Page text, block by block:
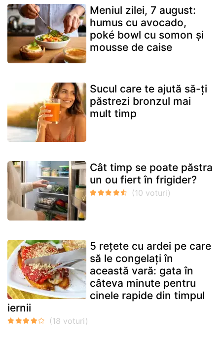
Meniul zilei, 7 august:
humus cu avocado,
poké bowl cu somon și
mousse de caise
Sucul care te ajută să-ți
păstrezi bronzul mai
mult timp
Cât timp se poate păstra
un ou fiert în frigider?
5 rețete cu ardei pe care
să le congelați în
această vară: gata în
câteva minute pentru
cinele rapide din timpul
iernii